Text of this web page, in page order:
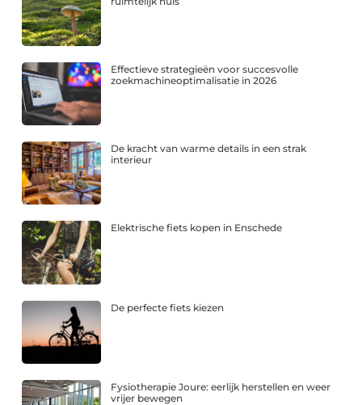
Effectieve strategieën voor succesvolle
zoekmachineoptimalisatie in 2026
De kracht van warme details in een strak
interieur
Elektrische fiets kopen in Enschede
De perfecte fiets kiezen
Fysiotherapie Joure: eerlijk herstellen en weer
vrijer bewegen